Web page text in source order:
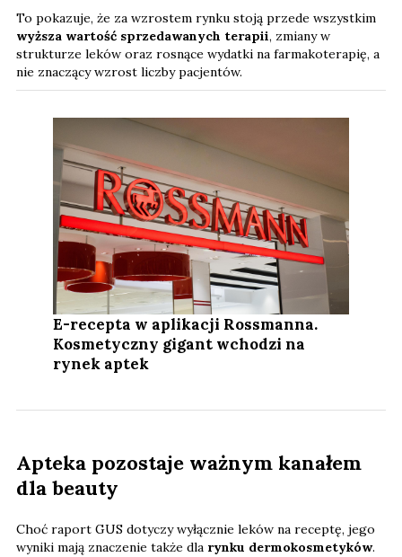
To pokazuje, że za wzrostem rynku stoją przede wszystkim
wyższa wartość sprzedawanych terapii, zmiany w
strukturze leków oraz rosnące wydatki na farmakoterapię, a
nie znaczący wzrost liczby pacjentów.
E-recepta w aplikacji Rossmanna.
Kosmetyczny gigant wchodzi na
rynek aptek
Apteka pozostaje ważnym kanałem
dla beauty
Choć raport GUS dotyczy wyłącznie leków na receptę, jego
wyniki mają znaczenie także dla rynku dermokosmetyków.